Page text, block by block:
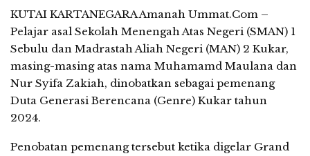
KUTAI KARTANEGARA Amanah Ummat.Com –
Pelajar asal Sekolah Menengah Atas Negeri (SMAN) 1
Sebulu dan Madrastah Aliah Negeri (MAN) 2 Kukar,
masing-masing atas nama Muhamamd Maulana dan
Nur Syifa Zakiah, dinobatkan sebagai pemenang
Duta Generasi Berencana (Genre) Kukar tahun
2024.
Penobatan pemenang tersebut ketika digelar Grand